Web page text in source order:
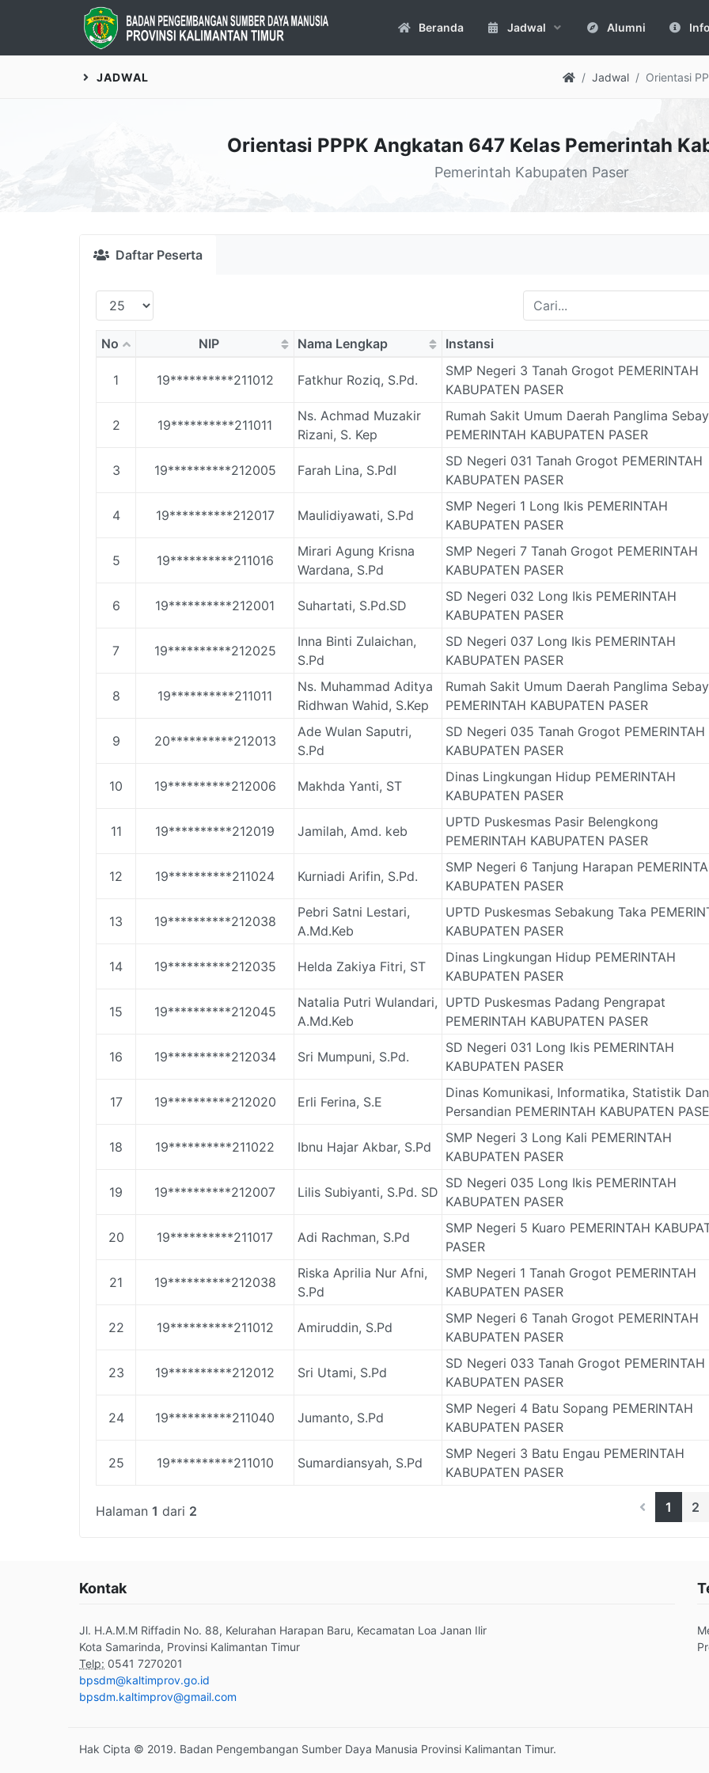
Beranda Jadwal Alumni
JADWAL Jadwal Orientasi
Orientasi PPPK Angkatan 647 Kelas Pemerintah
Pemerintah Kabupaten Paser
Daftar Peserta
No NIP Nama Lengkap Instansi
1 19**********211012 Fatkhur Roziq, S.Pd.
SMP Negeri 3 Tanah Grogot PEMERINTAH
KABUPATEN PASER
2 19**********211011
Ns. Achmad Muzakir
Rizani, S. Kep
Rumah Sakit Umum Daerah Panglima
PEMERINTAH KABUPATEN PASER
3 19**********212005 Farah Lina, S.PdI
SD Negeri 031 Tanah Grogot PEMERINTAH
KABUPATEN PASER
4 19**********212017 Maulidiyawati, S.Pd
SMP Negeri 1 Long Ikis PEMERINTAH
KABUPATEN PASER
5 19**********211016
Mirari Agung Krisna
Wardana, S.Pd
SMP Negeri 7 Tanah Grogot PEMERINTAH
KABUPATEN PASER
6 19**********212001 Suhartati, S.Pd.SD
SD Negeri 032 Long Ikis PEMERINTAH
KABUPATEN PASER
7 19**********212025
Inna Binti Zulaichan,
S.Pd
SD Negeri 037 Long Ikis PEMERINTAH
KABUPATEN PASER
8 19**********211011
Ns. Muhammad Aditya
Ridhwan Wahid, S.Kep
Rumah Sakit Umum Daerah Panglima
PEMERINTAH KABUPATEN PASER
9 20**********212013
Ade Wulan Saputri,
S.Pd
SD Negeri 035 Tanah Grogot PEMERINTAH
KABUPATEN PASER
10 19**********212006 Makhda Yanti, ST
Dinas Lingkungan Hidup PEMERINTAH
KABUPATEN PASER
11 19**********212019 Jamilah, Amd. keb
UPTD Puskesmas Pasir Belengkong
PEMERINTAH KABUPATEN PASER
12 19**********211024 Kurniadi Arifin, S.Pd.
SMP Negeri 6 Tanjung Harapan
KABUPATEN PASER
13 19**********212038
Pebri Satni Lestari,
A.Md.Keb
UPTD Puskesmas Sebakung Taka
KABUPATEN PASER
14 19**********212035 Helda Zakiya Fitri, ST
Dinas Lingkungan Hidup PEMERINTAH
KABUPATEN PASER
15 19**********212045
Natalia Putri Wulandari,
A.Md.Keb
UPTD Puskesmas Padang Pengrapat
PEMERINTAH KABUPATEN PASER
16 19**********212034 Sri Mumpuni, S.Pd.
SD Negeri 031 Long Ikis PEMERINTAH
KABUPATEN PASER
17 19**********212020 Erli Ferina, S.E
Dinas Komunikasi, Informatika, Statistik Dan
Persandian PEMERINTAH KABUPATEN
18 19**********211022 Ibnu Hajar Akbar, S.Pd
SMP Negeri 3 Long Kali PEMERINTAH
KABUPATEN PASER
19 19**********212007 Lilis Subiyanti, S.Pd. SD
SD Negeri 035 Long Ikis PEMERINTAH
KABUPATEN PASER
20 19**********211017 Adi Rachman, S.Pd
SMP Negeri 5 Kuaro PEMERINTAH
PASER
21 19**********212038
Riska Aprilia Nur Afni,
S.Pd
SMP Negeri 1 Tanah Grogot PEMERINTAH
KABUPATEN PASER
22 19**********211012 Amiruddin, S.Pd
SMP Negeri 6 Tanah Grogot PEMERINTAH
KABUPATEN PASER
23 19**********212012 Sri Utami, S.Pd
SD Negeri 033 Tanah Grogot PEMERINTAH
KABUPATEN PASER
24 19**********211040 Jumanto, S.Pd
SMP Negeri 4 Batu Sopang PEMERINTAH
KABUPATEN PASER
25 19**********211010 Sumardiansyah, S.Pd
SMP Negeri 3 Batu Engau PEMERINTAH
KABUPATEN PASER
Halaman 1 dari 2 1 2
Kontak
Jl. H.A.M.M Riffadin No. 88, Kelurahan Harapan Baru, Kecamatan Loa Janan Ilir
Kota Samarinda, Provinsi Kalimantan Timur
Telp: 0541 7270201
bpsdm@kaltimprov.go.id
bpsdm.kaltimprov@gmail.com
Hak Cipta © 2019. Badan Pengembangan Sumber Daya Manusia Provinsi Kalimantan Timur.